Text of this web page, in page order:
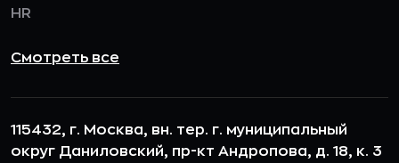
HR
Смотреть все
115432, г. Москва, вн. тер. г. муниципальный
округ Даниловский, пр-кт Андропова, д. 18, к. 3